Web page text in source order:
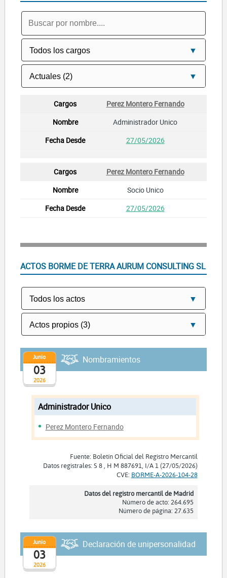
Perez Montero Fernando
Administrador Unico
27/05/2026
Perez Montero Fernando
Socio Unico
27/05/2026
ACTOS BORME DE TERRA AURUM CONSULTING SL
2026
Junio
03
Nombramientos
Administrador Unico
Perez Montero Fernando
Fuente: Boletín Oficial del Registro Mercantil
Datos registrales: S 8 , H M 887691, I/A 1 (27/05/2026)
CVE: BORME-A-2026-104-28
Datos del registro mercantil de Madrid
Número de acto: 264.695
Número de página: 27.635
2026
Junio
03
Declaración de unipersonalidad